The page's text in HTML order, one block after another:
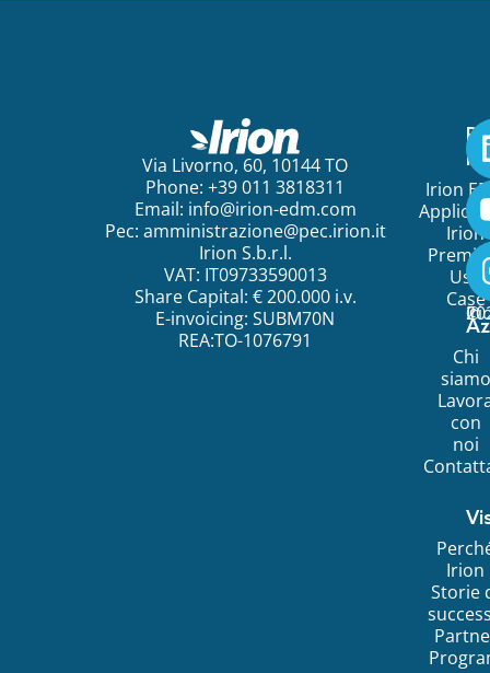
Via Livorno, 60, 10144 TO
Phone: +39 011 3818311
Email: info@irion-edm.com
Pec: amministrazione@pec.irion.it
Irion S.b.r.l.
VAT: IT09733590013
Share Capital: € 200.000 i.v.
E-invoicing: SUBM70N
REA:TO-1076791
Irion
Irion
Use
Case
Chi
siamo
con
noi
Irion
Storie
©